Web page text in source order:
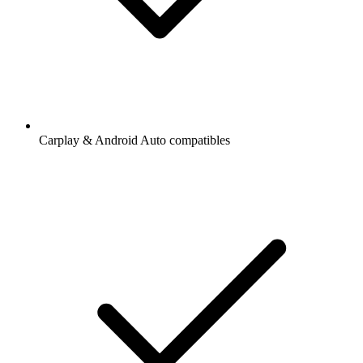
Carplay & Android Auto compatibles